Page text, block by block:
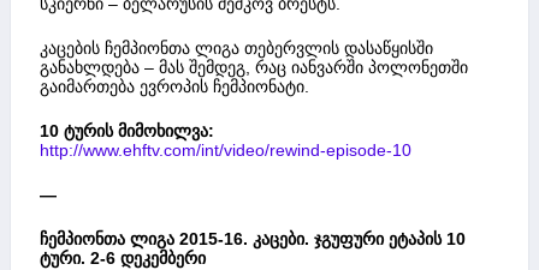
კაცების ჩემპიონთა ლიგა თებერვლის დასაწყისში
განახლდება – მას შემდეგ, რაც იანვარში პოლონეთში
გაიმართება ევროპის ჩემპიონატი.
10 ტურის მიმოხილვა:
http://www.ehftv.com/int/video/rewind-episode-10
—
ჩემპიონთა ლიგა 2015-16. კაცები. ჯგუფური ეტაპის 10
ტური. 2-6 დეკემბერი